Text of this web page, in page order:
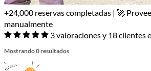
+24,000 reservas completadas | 🚀
manualmente
3 valoraciones y 18 clientes
Mostrando 0 resultados